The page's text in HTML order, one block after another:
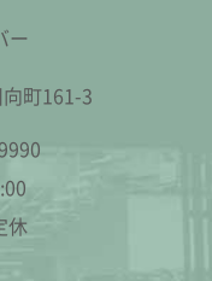
ー
町161-3
休